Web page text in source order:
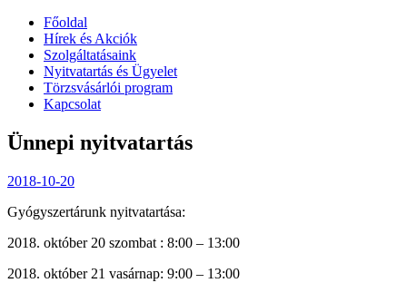
Főoldal
Hírek és Akciók
Szolgáltatásaink
Nyitvatartás és Ügyelet
Törzsvásárlói program
Kapcsolat
Ünnepi nyitvatartás
2018-10-20
Gyógyszertárunk nyitvatartása:
2018. október 20 szombat : 8:00 – 13:00
2018. október 21 vasárnap: 9:00 – 13:00